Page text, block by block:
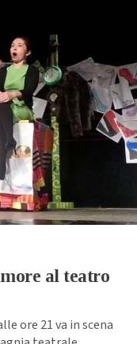
al teatro
ore 21 va in scena